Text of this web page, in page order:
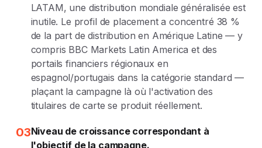
LATAM, une distribution mondiale généralisée est
inutile. Le profil de placement a concentré 38 %
de la part de distribution en Amérique Latine — y
compris BBC Markets Latin America et des
portails financiers régionaux en
espagnol/portugais dans la catégorie standard —
plaçant la campagne là où l'activation des
titulaires de carte se produit réellement.
03Niveau de croissance correspondant à
l'objectif de la campagne.